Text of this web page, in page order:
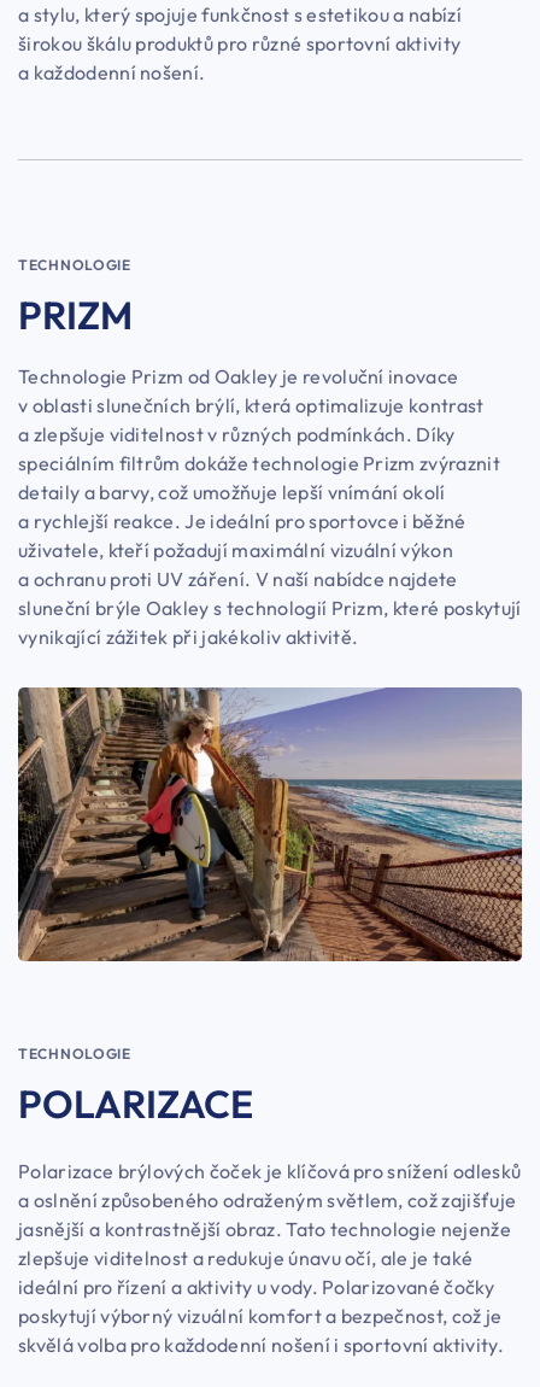
a stylu, který spojuje funkčnost s estetikou a nabízí
širokou škálu produktů pro různé sportovní aktivity
a každodenní nošení.
TECHNOLOGIE
PRIZM
Technologie Prizm od Oakley je revoluční inovace
v oblasti slunečních brýlí, která optimalizuje kontrast
a zlepšuje viditelnost v různých podmínkách. Díky
speciálním filtrům dokáže technologie Prizm zvýraznit
detaily a barvy, což umožňuje lepší vnímání okolí
a rychlejší reakce. Je ideální pro sportovce i běžné
uživatele, kteří požadují maximální vizuální výkon
a ochranu proti UV záření. V naší nabídce najdete
sluneční brýle Oakley s technologií Prizm, které poskytují
vynikající zážitek při jakékoliv aktivitě.
TECHNOLOGIE
POLARIZACE
Polarizace brýlových čoček je klíčová pro snížení odlesků
a oslnění způsobeného odraženým světlem, což zajišťuje
jasnější a kontrastnější obraz. Tato technologie nejenže
zlepšuje viditelnost a redukuje únavu očí, ale je také
ideální pro řízení a aktivity u vody. Polarizované čočky
poskytují výborný vizuální komfort a bezpečnost, což je
skvělá volba pro každodenní nošení i sportovní aktivity.